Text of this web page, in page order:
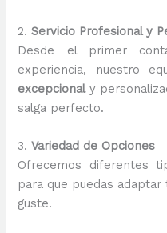
2.Servicio Profesional y
Desde el primer
experiencia, nuestro
excepcionaly
salga perfecto.
3.Variedad de Opciones
Ofrecemos diferentes
para que puedas
guste.